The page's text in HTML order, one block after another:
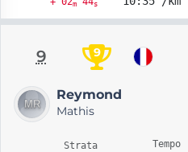
m s
9 9
Reymond
Mathis
Strata
Tempo